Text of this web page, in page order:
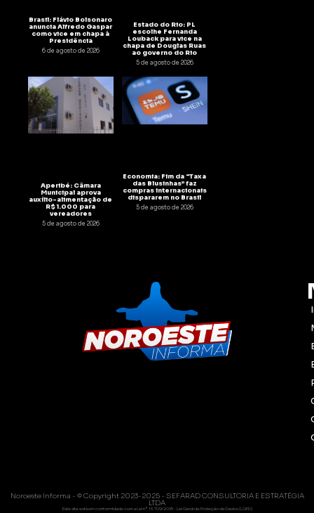
Brasil: Flávio Bolsonaro
anuncia Alfredo Gaspar
como vice em chapa à
Presidência
6 de agosto de 2026
Estado do Rio: PL
escolhe Fernanda
Louback para vice na
chapa de Douglas Ruas
ao governo do Rio
5 de agosto de 2026
Aperibé: Câmara
Municipal aprova
auxílio-alimentação de
R$ 1.000 para
vereadores
5 de agosto de 2026
Economia: Fim da “Taxa
das Blusinhas” faz
compras internacionais
dispararem no Brasil
5 de agosto de 2026
Noroeste Informa - © Copyright 2023-2025 - SEFARAD CONSULTORIA E ESTRATÉGIA
LTDA
Este site está em conformidade com a Lei nº 13.709/2018 - Lei Geral de Proteção de Dados (LGPD)